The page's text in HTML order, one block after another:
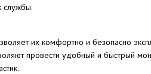
службы.
их комфортно и безопасно
провести удобный и быстрый